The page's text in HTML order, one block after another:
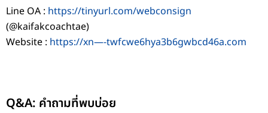
Line OA : https://tinyurl.com/webconsign
(@kaifakcoachtae)
Website : https://xn—-twfcwe6hya3b6gwbcd46a.com
Q&A: คำถามที่พบบ่อย